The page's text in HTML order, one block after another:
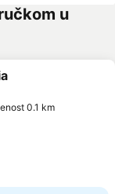
u
0.1 km